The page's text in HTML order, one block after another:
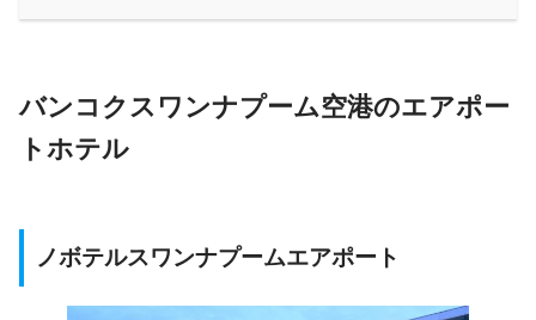
バンコクスワンナプーム空港のエアポー
トホテル
ノボテルスワンナプームエアポート